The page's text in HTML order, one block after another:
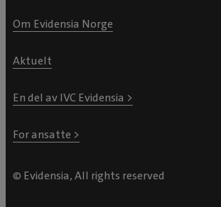
Om Evidensia Norge
Aktuelt
En del av IVC Evidensia >
For ansatte >
© Evidensia, All rights reserved